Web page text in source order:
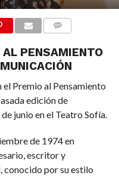
PENSAMIENTO
Premio al Pensamiento
edición de
junio en el Teatro Sofía.
de 1974 en
escritor y
conocido por su estilo